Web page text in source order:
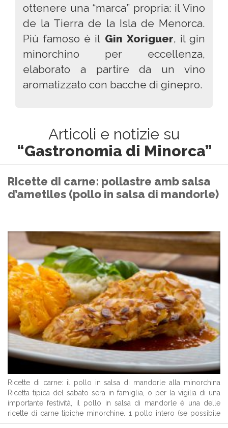
ottenere una “marca” propria: il Vino
de la Tierra de la Isla de Menorca.
Più famoso è il Gin Xoriguer, il gin
minorchino per eccellenza,
elaborato a partire da un vino
aromatizzato con bacche di ginepro.
Articoli e notizie su
“Gastronomia di Minorca”
Ricette di carne: pollastre amb salsa
d’ametlles (pollo in salsa di mandorle)
Ricette di carne: il pollo in salsa di mandorle alla minorchina
Ricetta tipica del sabato sera in famiglia, o per la vigilia di una
importante festività, il pollo in salsa di mandorle è una delle
ricette di carne tipiche minorchine. 1 pollo intero (se possibile
tagliato in otto pezzi) 100 ...